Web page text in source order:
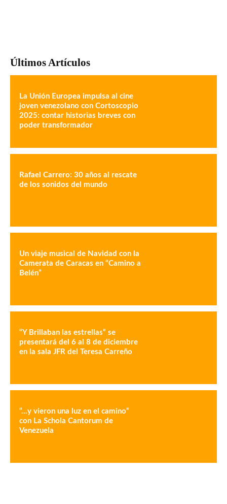
Últimos Artículos
La Unión Europea impulsa al cine
joven venezolano con Cortoscopio
2025: contar historias breves con
poder transformador
Rafael Carrero: 30 años al rescate
de los sonidos del mundo
Un viaje musical de Navidad con la
Camerata de Caracas en “Camino a
Belén”
“Y Brillaban las estrellas” se
presentará del 6 al 8 de diciembre
en la sala JFR del Teresa Carreño
“…y vieron una luz en el camino”
con La Schola Cantorum de
Venezuela